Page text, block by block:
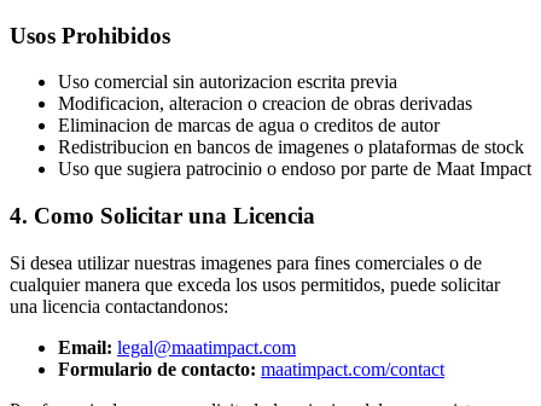
Usos Prohibidos
Uso comercial sin autorizacion escrita previa
Modificacion, alteracion o creacion de obras derivadas
Eliminacion de marcas de agua o creditos de autor
Redistribucion en bancos de imagenes o plataformas de stock
Uso que sugiera patrocinio o endoso por parte de Maat Impact
4. Como Solicitar una Licencia
Si desea utilizar nuestras imagenes para fines comerciales o de
cualquier manera que exceda los usos permitidos, puede solicitar
una licencia contactandonos:
Email: legal@maatimpact.com
Formulario de contacto: maatimpact.com/contact